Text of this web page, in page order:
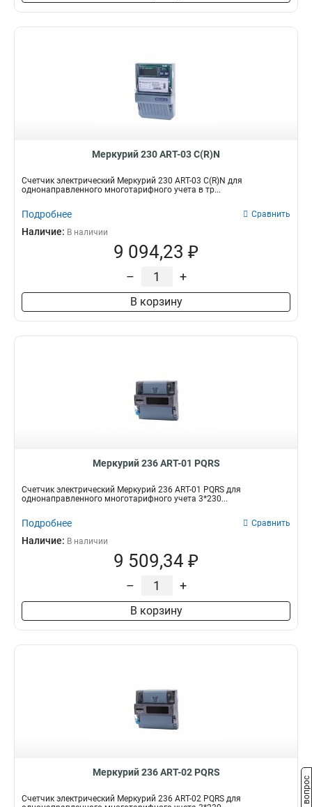
Меркурий 230 АRT-03 С(R)N
Счетчик электрический Меркурий 230 АRT-03 С(R)N для
однонаправленного многотарифного учета в тр...
Подробнее Сравнить
Наличие: В наличии
9 094,23 ₽
– +
В корзину
Меркурий 236 АRT-01 PQRS
Счетчик электрический Меркурий 236 АRT-01 PQRS для
однонаправленного многотарифного учета 3*230...
Подробнее Сравнить
Наличие: В наличии
9 509,34 ₽
– +
В корзину
Меркурий 236 АRT-02 PQRS
Счетчик электрический Меркурий 236 АRT-02 PQRS для